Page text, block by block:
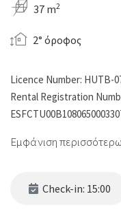
37 m2
2° όροφος
Licence Number: HUTB-
Rental Registration
Εμφάνιση
Check-in: 15:00